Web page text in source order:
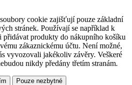
cookie zajišťují pouze základní
stránek. Používají se například k
přidávat produkty do nákupního košíku
zákaznickému účtu. Není možné,
vyvozovali jakékoliv závěry. Veškeré
nikdy předány třetím stranám.
Pouze nezbytné